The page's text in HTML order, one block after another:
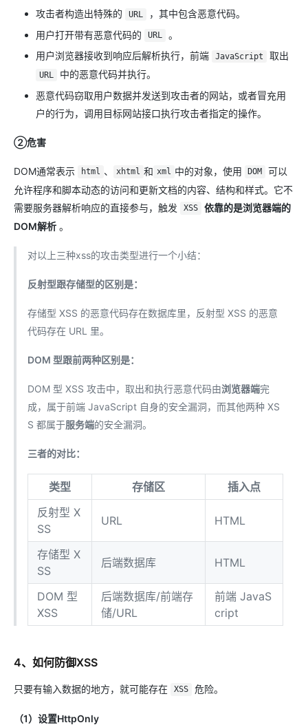
攻击者构造出特殊的 URL
，其中包含恶意代码。
用户打开带有恶意代码的
URL
。
用户浏览器接收到响应后解析执行，前端
JavaScript 取出
URL
中的恶意代码并执行。
恶意代码窃取用户数据并发送到攻击者的网站，或者冒充用
户的行为，调用目标网站接口执行攻击者指定的操作。
②危害
DOM通常表示 html 、 xhtml 和 xml 中的对象，使用 DOM
可以
允许程序和脚本动态的访问和更新文档的内容、结构和样式。它不
需要服务器解析响应的直接参与，触发
XSS
依靠的是浏览器端的
DOM解析 。
对以上三种xss的攻击类型进行一个小结：
反射型跟存储型的区别是：
存储型 XSS 的恶意代码存在数据库里，反射型 XSS 的恶意
代码存在 URL 里。
DOM 型跟前两种区别是：
DOM 型 XSS 攻击中，取出和执行恶意代码由浏览器端完
成，属于前端 JavaScript 自身的安全漏洞，而其他两种 XS
S 都属于服务端的安全漏洞。
三者的对比：
类型 存储区
插入点
反射型 X
SS
URL HTML
存储型 X
SS
后端数据库 HTML
DOM 型
XSS
后端数据库/前端存
储/URL
前端 JavaS
cript
4、如何防御XSS
只要有输入数据的地方，就可能存在 XSS 危险。
（1）设置HttpOnly